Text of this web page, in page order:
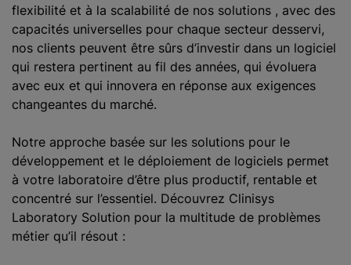
flexibilité et à la scalabilité de nos solutions , avec des
capacités universelles pour chaque secteur desservi,
nos clients peuvent être sûrs d’investir dans un logiciel
qui restera pertinent au fil des années, qui évoluera
avec eux et qui innovera en réponse aux exigences
changeantes du marché.
Notre approche basée sur les solutions pour le
développement et le déploiement de logiciels permet
à votre laboratoire d’être plus productif, rentable et
concentré sur l’essentiel. Découvrez Clinisys
Laboratory Solution pour la multitude de problèmes
métier qu’il résout :